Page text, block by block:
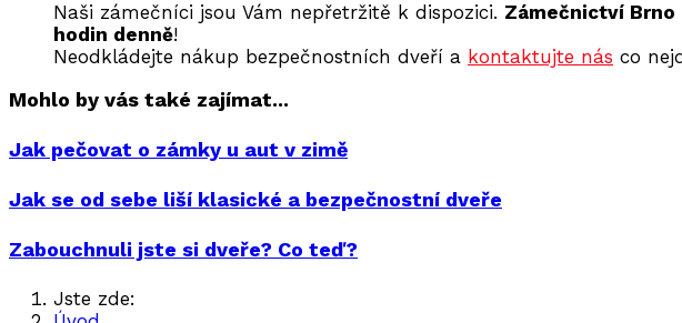
Naši zámečníci jsou Vám nepřetržitě k dispozici. Zámečnictví Brno
hodin denně!
Neodkládejte nákup bezpečnostních dveří a kontaktujte nás co
Mohlo by vás také zajímat...
Jak pečovat o zámky u aut v zimě
Jak se od sebe liší klasické a bezpečnostní dveře
Zabouchnuli jste si dveře? Co teď?
Jste zde: